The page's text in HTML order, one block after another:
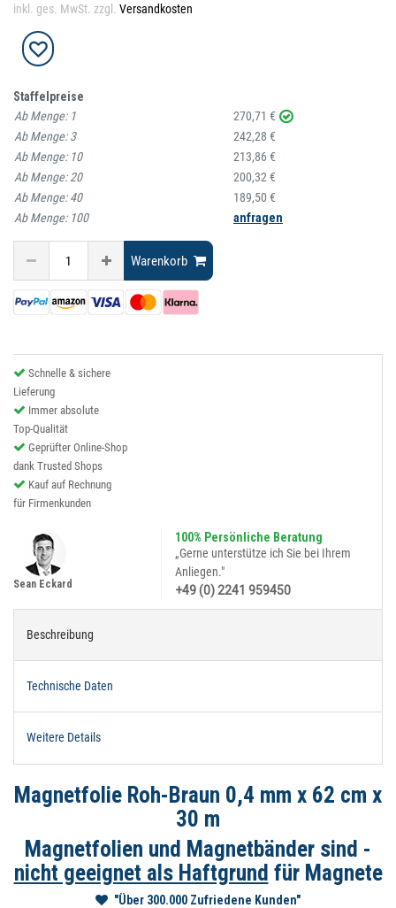
inkl. ges. MwSt. zzgl. Versandkosten
Staffelpreise
Ab Menge: 1
270,71 €
Ab Menge:3
242,28 €
Ab Menge: 10
213,86 €
Ab Menge:20
200,32 €
Ab Menge:40
189,50 €
Ab Menge: 100 anfragen
Warenkorb
Schnelle & sichere
Lieferung
Immer absolute
Top-Qualität
Geprüfter Online-Shop
dank Trusted Shops
Kauf auf Rechnung
für Firmenkunden
100% Persönliche Beratung
„Gerne unterstütze ich Sie bei Ihrem
Anliegen."
+49 (0) 2241 959450
Sean Eckard
Beschreibung
Technische Daten
Weitere Details
Magnetfolie Roh-Braun 0,4 mm x 62 cm x
30 m
Magnetfolien und Magnetbänder sind -
nicht geeignet als Haftgrund für Magnete
"Über 300.000 Zufriedene Kunden"